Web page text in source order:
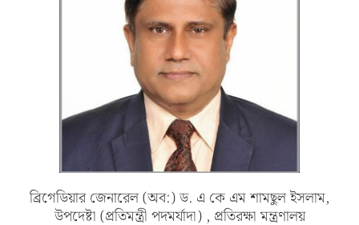
ব্রিগেডিয়ার জেনারেল (অব:) ড. এ কে এম শামছুল ইসলাম,
উপদেষ্টা (প্রতিমন্ত্রী পদমর্যাদা) , প্রতিরক্ষা মন্ত্রণালয়